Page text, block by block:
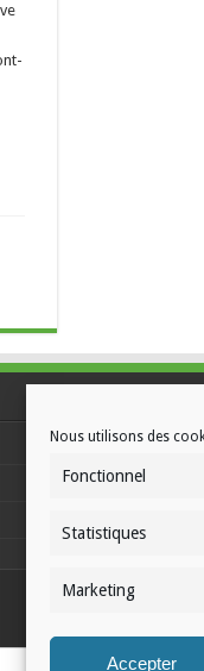
Nous utilisons des
Fonctionnel
Statistiques
Marketing
Accepter